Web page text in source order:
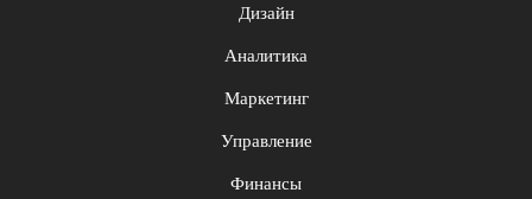
Дизайн
Аналитика
Маркетинг
Управление
Финансы